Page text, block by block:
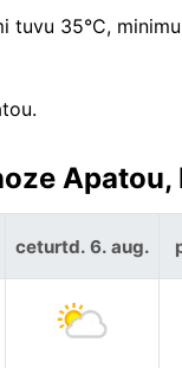
35°C,
ceturtd. 6. aug.